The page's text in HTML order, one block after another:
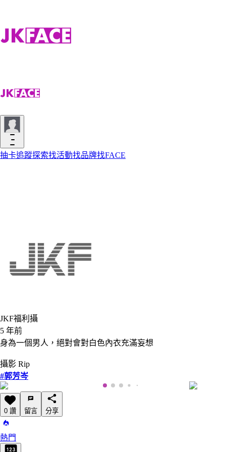
抽卡追蹤探索找活動找品牌找FACE
JKF福利攝
5 年前
身為一個男人，絕對會對白色內衣充滿妄想
攝影 Rip
#郭芳岑
0 讚 留言 分享
熱門